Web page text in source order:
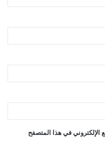
الإلكتروني في هذا المتصفح